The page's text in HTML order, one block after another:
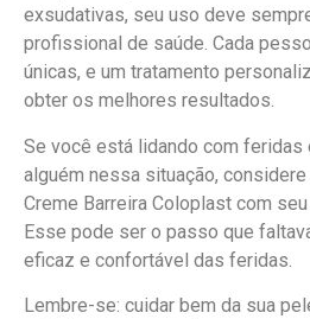
exsudativas, seu uso deve
profissional de saúde. Cada
únicas, e um tratamento
obter os melhores resultados.
Se você está lidando com feridas
alguém nessa situação,
Creme Barreira Coloplast com
Esse pode ser o passo que
eficaz e confortável das feridas.
Lembre-se: cuidar bem da sua